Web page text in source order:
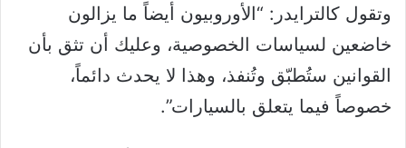
وتقول كالترايدر: “الأوروبيون أيضاً ما يزالون
خاضعين لسياسات الخصوصية، وعليك أن تثق بأن
القوانين ستُطبّق وتُنفذ، وهذا لا يحدث دائماً،
خصوصاً فيما يتعلق بالسيارات”.